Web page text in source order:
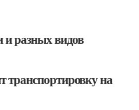
и разных видов
транспортировку на